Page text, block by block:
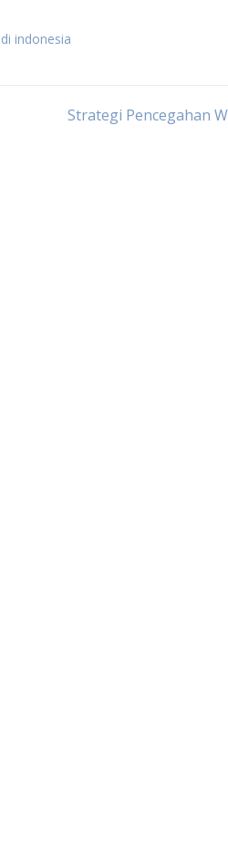
indonesia
Strategi Pencegahan